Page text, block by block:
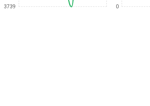
3739 0